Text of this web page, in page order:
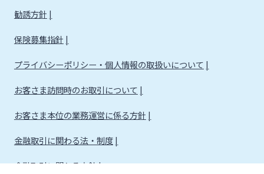
勧誘方針
保険募集指針
プライバシーポリシー・個人情報の取扱いについて
お客さま訪問時のお取引について
お客さま本位の業務運営に係る方針
金融取引に関わる法・制度
金融取引に関わる方針